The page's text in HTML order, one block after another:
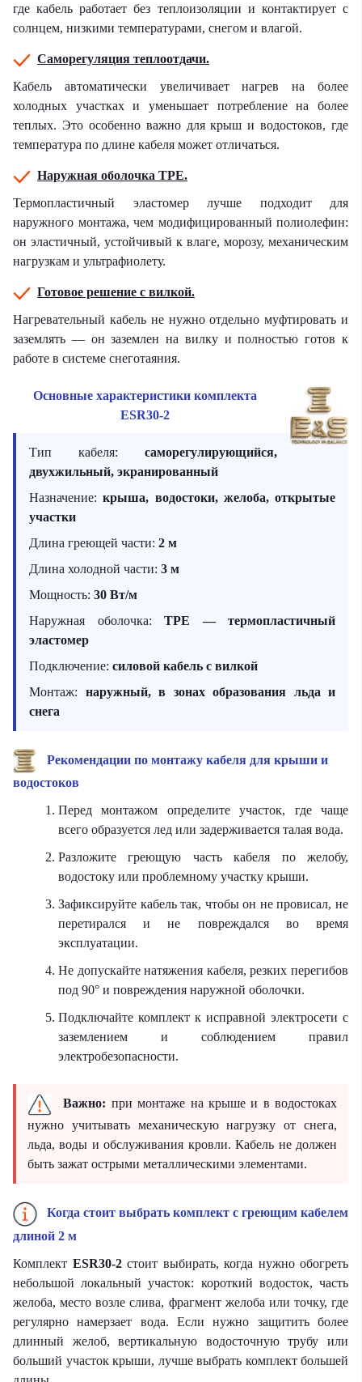
где кабель работает без теплоизоляции и контактирует с
солнцем, низкими температурами, снегом и влагой.
Саморегуляция теплоотдачи.
Кабель автоматически увеличивает нагрев на более
холодных участках и уменьшает потребление на более
теплых. Это особенно важно для крыш и водостоков, где
температура по длине кабеля может отличаться.
Наружная оболочка TPE.
Термопластичный эластомер лучше подходит для
наружного монтажа, чем модифицированный полиолефин:
он эластичный, устойчивый к влаге, морозу, механическим
нагрузкам и ультрафиолету.
Готовое решение с вилкой.
Нагревательный кабель не нужно отдельно муфтировать и
заземлять — он заземлен на вилку и полностью готов к
работе в системе снеготаяния.
Основные характеристики комплекта
ESR30-2
Тип кабеля: саморегулирующийся,
двухжильный, экранированный
Назначение:крыша, водостоки, желоба, открытые
участки
Длина греющей части: 2 м
Длина холодной части: 3 м
Мощность: 30 Вт/м
Наружная оболочка: TPE — термопластичный
эластомер
Подключение: силовой кабель с вилкой
Монтаж: наружный, в зонах образования льда и
снега
Рекомендации по монтажу кабеля для крыши и
водостоков
Перед монтажом определите участок, где чаще
всего образуется лед или задерживается талая вода.
Разложите греющую часть кабеля по желобу,
водостоку или проблемному участку крыши.
Зафиксируйте кабель так, чтобы он не провисал, не
перетирался и не повреждался во время
эксплуатации.
Не допускайте натяжения кабеля, резких перегибов
под 90° и повреждения наружной оболочки.
Подключайте комплект к исправной электросети с
заземлением и соблюдением правил
электробезопасности.
Важно: при монтаже на крыше и в водостоках
нужно учитывать механическую нагрузку от снега,
льда, воды и обслуживания кровли. Кабель не должен
быть зажат острыми металлическими элементами.
Когда стоит выбрать комплект с греющим кабелем
длиной 2 м
Комплект ESR30-2стоит выбирать, когда нужно обогреть
небольшой локальный участок: короткий водосток, часть
желоба, место возле слива, фрагмент желоба или точку, где
регулярно намерзает вода. Если нужно защитить более
длинный желоб, вертикальную водосточную трубу или
больший участок крыши, лучше выбрать комплект большей